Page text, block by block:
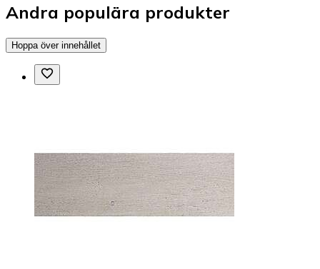
Andra populära produkter
Hoppa över innehållet